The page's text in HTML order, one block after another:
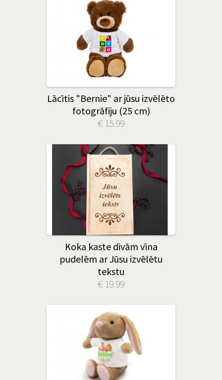
Lācītis "Bernie" ar jūsu izvēlēto
fotogrāfiju (25 cm)
€ 15.99
Koka kaste divām vīna
pudelēm ar Jūsu izvēlētu
tekstu
€ 19.99